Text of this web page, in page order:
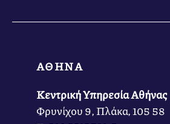
ΑΘΗΝΑ
Κεντρική Υπηρεσία Αθήνας
Φρυνίχου 9, Πλάκα, 105 58